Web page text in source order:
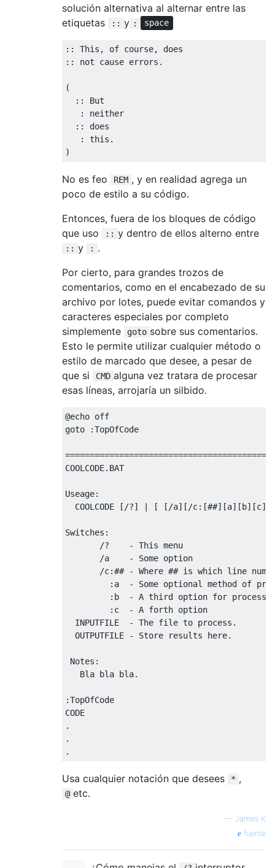
solución alternativa al alternar entre las
etiquetas
:: y : space
:: This, of course, does
:: not cause errors.
(
  :: But
   : neither
  :: does
   : this.
No es feo REM , y en realidad agrega un
poco de estilo a su código.
Entonces, fuera de los bloques de código
que uso
:: y dentro de ellos alterno entre
:: y : .
Por cierto, para grandes trozos de
comentarios, como en el encabezado de su
archivo por lotes, puede evitar comandos y
caracteres especiales por completo
simplemente
goto sobre sus comentarios.
Esto le permite utilizar cualquier método o
estilo de marcado que desee, a pesar de
que si
CMD alguna vez tratara de procesar
esas líneas, arrojaría un silbido.
@echo off
goto :TopOfCode
COOLCODE.BAT
Useage:
COOLCODE [/?] | [ [/a][/
Switches:
       /?    - This menu
       /a    - Some option
/c:## - Where ## is which line
:a  - Some optional method of
:b  - A third option for
         :c  - A forth option
  INPUTFILE  - The file to process.
  OUTPUTFILE - Store results here.
Notes:
   Bla bla bla.
:TopOfCode
CODE
.
.
Usa cualquier notación que desees * ,
@ etc.
— James K
fuente